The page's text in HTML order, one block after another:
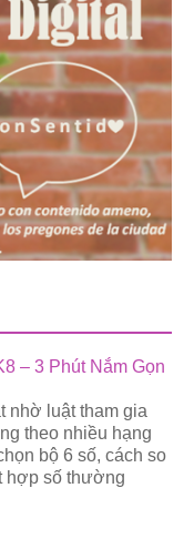
– 3 Phút Nắm Gọn
nhờ luật tham gia
theo nhiều hạng
bộ 6 số, cách so
hợp số thường